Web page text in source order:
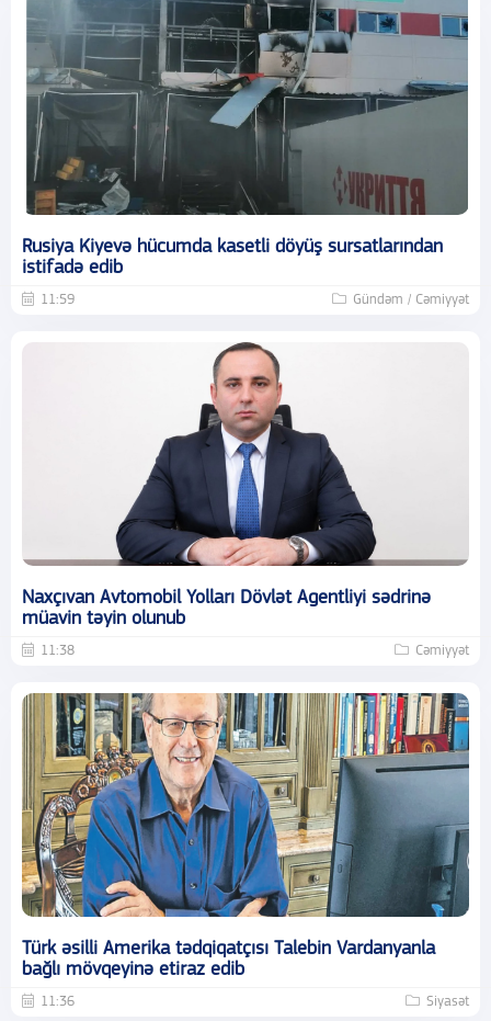
Rusiya Kiyevə hücumda kasetli döyüş sursatlarından
istifadə edib
11:59 Gündəm / Cəmiyyət
Naxçıvan Avtomobil Yolları Dövlət Agentliyi sədrinə
müavin təyin olunub
11:38 Cəmiyyət
Türk əsilli Amerika tədqiqatçısı Talebin Vardanyanla
bağlı mövqeyinə etiraz edib
11:36 Siyasət